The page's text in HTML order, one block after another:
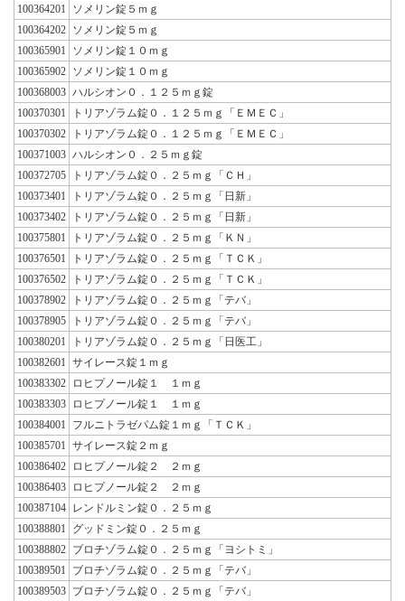
100364201
ソメリン錠５ｍｇ
100364202 ソメリン錠５ｍｇ
100365901
ソメリン錠１０ｍｇ
100365902 ソメリン錠１０ｍｇ
100368003 ハルシオン０．１２５ｍｇ錠
100370301
トリアゾラム錠０．１２５ｍｇ「ＥＭＥＣ」
100370302
トリアゾラム錠０．１２５ｍｇ「ＥＭＥＣ」
100371003 ハルシオン０．２５ｍｇ錠
100372705
トリアゾラム錠０．２５ｍｇ「ＣＨ」
100373401
トリアゾラム錠０．２５ｍｇ「日新」
100373402
トリアゾラム錠０．２５ｍｇ「日新」
100375801
トリアゾラム錠０．２５ｍｇ「ＫＮ」
100376501
トリアゾラム錠０．２５ｍｇ「ＴＣＫ」
100376502
トリアゾラム錠０．２５ｍｇ「ＴＣＫ」
100378902
トリアゾラム錠０．２５ｍｇ「テバ」
100378905
トリアゾラム錠０．２５ｍｇ「テバ」
100380201
トリアゾラム錠０．２５ｍｇ「日医工」
100382601
サイレース錠１ｍｇ
100383302
ロヒプノール錠１ １ｍｇ
100383303
ロヒプノール錠１ １ｍｇ
100384001
フルニトラゼパム錠１ｍｇ「ＴＣＫ」
100385701
サイレース錠２ｍｇ
100386402
ロヒプノール錠２ ２ｍｇ
100386403
ロヒプノール錠２ ２ｍｇ
100387104 レンドルミン錠０．２５ｍｇ
100388801
グッドミン錠０．２５ｍｇ
100388802 ブロチゾラム錠０．２５ｍｇ「ヨシトミ」
100389501
ブロチゾラム錠０．２５ｍｇ「テバ」
100389503 ブロチゾラム錠０．２５ｍｇ「テバ」